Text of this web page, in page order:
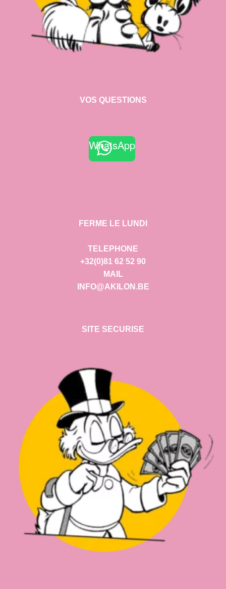
VOS QUESTIONS
WhatsApp
FERME LE LUNDI
TELEPHONE
+32(0)81 62 52 90
MAIL
INFO@AKILON.BE
SITE SECURISE